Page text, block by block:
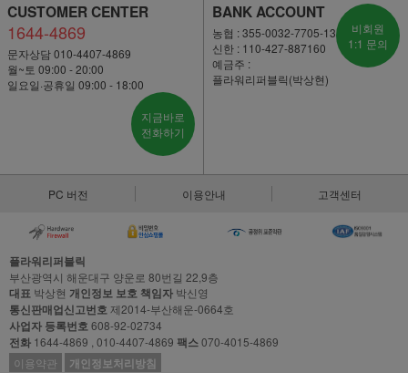
CUSTOMER CENTER
1644-4869
문자상담 010-4407-4869
월~토 09:00 - 20:00
일요일·공휴일 09:00 - 18:00
지금바로
전화하기
BANK ACCOUNT
농협 : 355-0032-7705-13
신한 : 110-427-887160
예금주 :
플라워리퍼블릭(박상현)
비회원
1:1 문의
PC 버전 이용안내 고객센터
플라워리퍼블릭
부산광역시 해운대구 양운로 80번길 22,9층
대표 박상현 개인정보 보호 책임자 박신영
통신판매업신고번호 제2014-부산해운-0664호
사업자 등록번호 608-92-02734
전화 1644-4869 , 010-4407-4869 팩스070-4015-4869
이용약관
개인정보처리방침